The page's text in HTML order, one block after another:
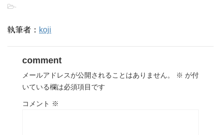
-
執筆者： koji
comment
メールアドレスが公開されることはありません。 ※ が付
いている欄は必須項目です
コメント ※